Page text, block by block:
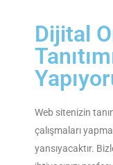
Dijital
Web sitenizin
çalışmaları
yansıyacaktır.